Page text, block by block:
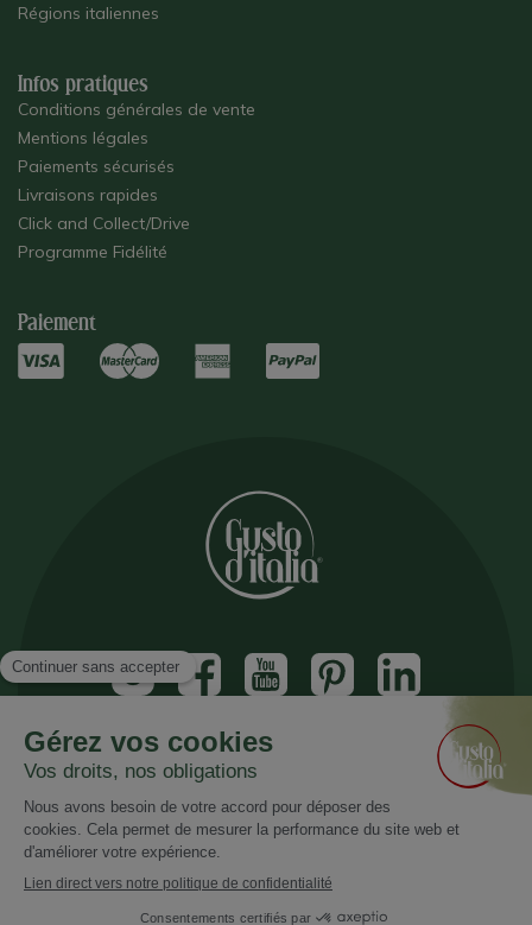
Régions italiennes
Infos pratiques
Conditions générales de vente
Mentions légales
Paiements sécurisés
Livraisons rapides
Click and Collect/Drive
Programme Fidélité
Paiement
Inscrivez vous à notre newsletter
Recevez nos nouveautés et promotions
Email